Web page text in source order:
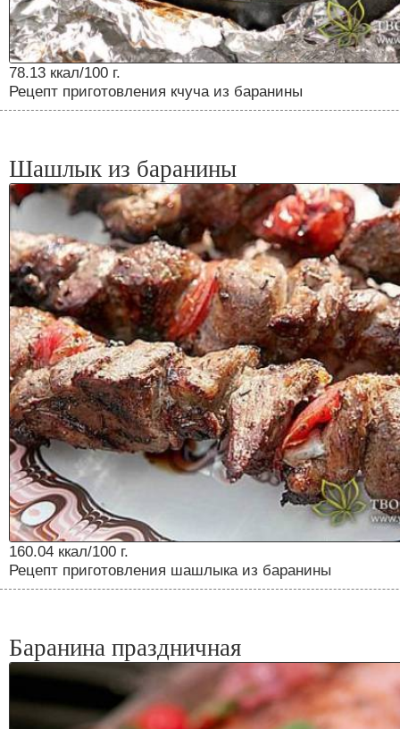
78.13 ккал/100 г.
Рецепт приготовления кчуча из баранины
Шашлык из баранины
160.04 ккал/100 г.
Рецепт приготовления шашлыка из баранины
Баранина праздничная